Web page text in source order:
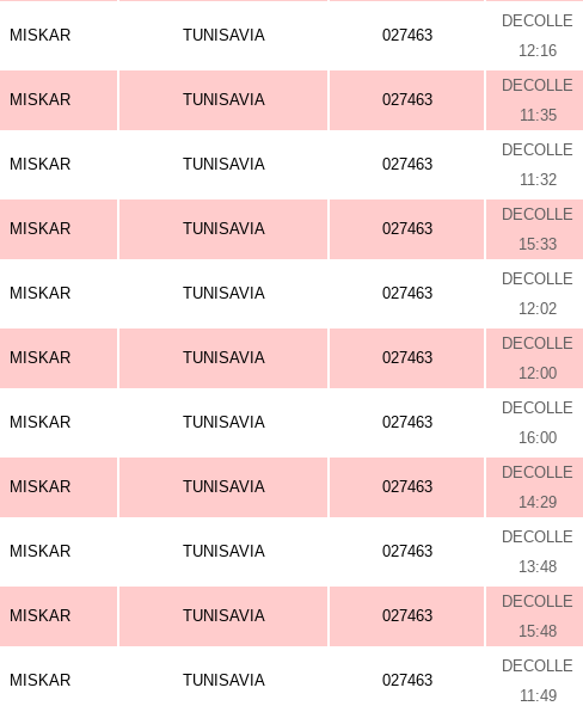
MISKAR TUNISAVIA 027463
DECOLLE
12:16
MISKAR TUNISAVIA 027463
DECOLLE
11:35
MISKAR TUNISAVIA 027463
DECOLLE
11:32
MISKAR TUNISAVIA 027463
DECOLLE
15:33
MISKAR TUNISAVIA 027463
DECOLLE
12:02
MISKAR TUNISAVIA 027463
DECOLLE
12:00
MISKAR TUNISAVIA 027463
DECOLLE
16:00
MISKAR TUNISAVIA 027463
DECOLLE
14:29
MISKAR TUNISAVIA 027463
DECOLLE
13:48
MISKAR TUNISAVIA 027463
DECOLLE
15:48
MISKAR TUNISAVIA 027463
DECOLLE
11:49